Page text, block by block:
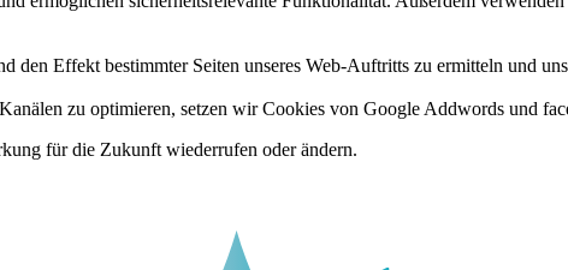
den Effekt bestimmter Seiten unseres Web-Auftritts zu ermitteln und
zu optimieren, setzen wir Cookies von Google Addwords und
für die Zukunft wiederrufen oder ändern.